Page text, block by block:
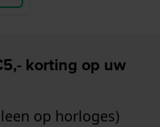
korting op uw
op horloges)